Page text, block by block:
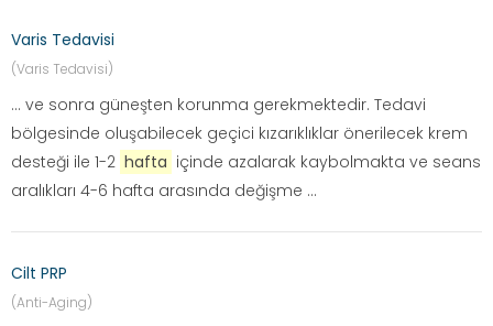
Varis Tedavisi
(Varis Tedavisi)
... ve sonra güneşten korunma gerekmektedir. Tedavi
bölgesinde oluşabilecek geçici kızarıklıklar önerilecek krem
desteği ile 1-2 hafta içinde azalarak kaybolmakta ve seans
aralıkları 4-6 hafta arasında değişme ...
Cilt PRP
(Anti-Aging)